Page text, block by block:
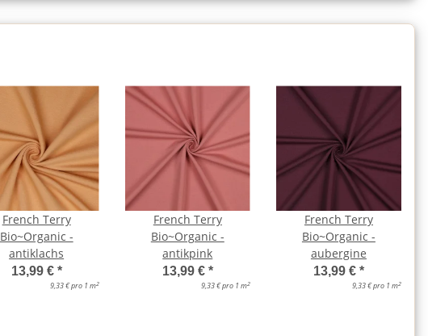
French Terry
Bio~Organic -
antiklachs
13,99 € *
9,33 € pro 1 m2
French Terry
Bio~Organic -
antikpink
13,99 € *
9,33 € pro 1 m2
French Terry
Bio~Organic -
aubergine
13,99 € *
9,33 € pro 1 m2